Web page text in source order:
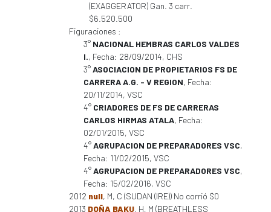
(EXAGGERATOR) Gan. 3 carr.
$6.520.500
Figuraciones :
3° NACIONAL HEMBRAS CARLOS VALDES
I., Fecha: 28/09/2014, CHS
3°ASOCIACION DE PROPIETARIOS FS DE
CARRERA A.G. - V REGION, Fecha:
20/11/2014, VSC
4° CRIADORES DE FS DE CARRERAS
CARLOS HIRMAS ATALA, Fecha:
02/01/2015, VSC
4°AGRUPACION DE PREPARADORES VSC,
Fecha: 11/02/2015, VSC
4°AGRUPACION DE PREPARADORES VSC,
Fecha: 15/02/2016, VSC
2012 null, M, C (SUDAN (IRE)) No corrió $0
2013 DOÑA BAKU, H, M (BREATHLESS